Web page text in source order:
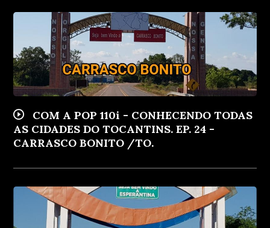
COM A POP 110i - CONHECENDO TODAS
AS CIDADES DO TOCANTINS. EP. 24 -
CARRASCO BONITO /TO.